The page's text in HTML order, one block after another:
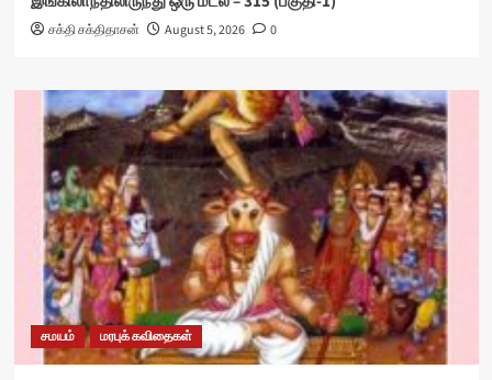
சக்தி சக்திதாசன் August 5, 2026 0
சமயம் மரபுக் கவிதைகள்